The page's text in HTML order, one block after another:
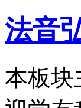
法音
本板块